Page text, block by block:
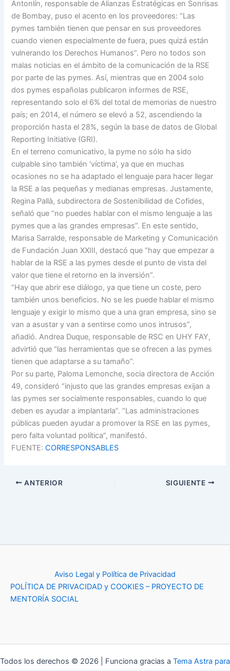
Antonlín, responsable de Alianzas Estratégicas en Sonrisas
de Bombay, puso el acento en los proveedores: “Las
pymes también tienen que pensar en sus proveedores
cuando vienen especialmente de fuera, pues quizá están
vulnerando los Derechos Humanos”. Pero no todos son
malas noticias en el ámbito de la comunicación de la RSE
por parte de las pymes. Así, mientras que en 2004 solo
dos pymes españolas publicaron informes de RSE,
representando solo el 6% del total de memorias de nuestro
país; en 2014, el número se elevó a 52, ascendiendo la
proporción hasta el 28%, según la base de datos de Global
Reporting Initiative (GRI).
En el terreno comunicativo, la pyme no sólo ha sido
culpable sino también ‘víctima’, ya que en muchas
ocasiones no se ha adaptado el lenguaje para hacer llegar
la RSE a las pequeñas y medianas empresas. Justamente,
Regina Pallà, subdirectora de Sostenibilidad de Cofides,
señaló que “no puedes hablar con el mismo lenguaje a las
pymes que a las grandes empresas”. En este sentido,
Marisa Sarralde, responsable de Marketing y Comunicación
de Fundación Juan XXIII, destacó que “hay que empezar a
hablar de la RSE a las pymes desde el punto de vista del
valor que tiene el retorno en la inversión”.
“Hay que abrir ese diálogo, ya que tiene un coste, pero
también unos beneficios. No se les puede hablar el mismo
lenguaje y exigir lo mismo que a una gran empresa, sino se
van a asustar y van a sentirse como unos intrusos”,
añadió. Andrea Duque, responsable de RSC en UHY FAY,
advirtió que “las herramientas que se ofrecen a las pymes
tienen que adaptarse a su tamaño”.
Por su parte, Paloma Lemonche, socia directora de Acción
49, consideró “injusto que las grandes empresas exijan a
las pymes ser socialmente responsables, cuando lo que
deben es ayudar a implantarla”. “Las administraciones
públicas pueden ayudar a promover la RSE en las pymes,
pero falta voluntad política”, manifestó.
FUENTE:CORRESPONSABLES
ANTERIOR SIGUIENTE
Aviso Legal y Política de Privacidad
POLÍTICA DE PRIVACIDAD y COOKIES – PROYECTO DE
MENTORÍA SOCIAL
Todos los derechos © 2026 | Funciona gracias a Tema Astra para